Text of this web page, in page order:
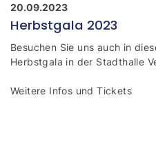
20.09.2023
Herbstgala 2023
Besuchen Sie uns auch in
Herbstgala in der Stadthalle
Weitere Infos und Tickets